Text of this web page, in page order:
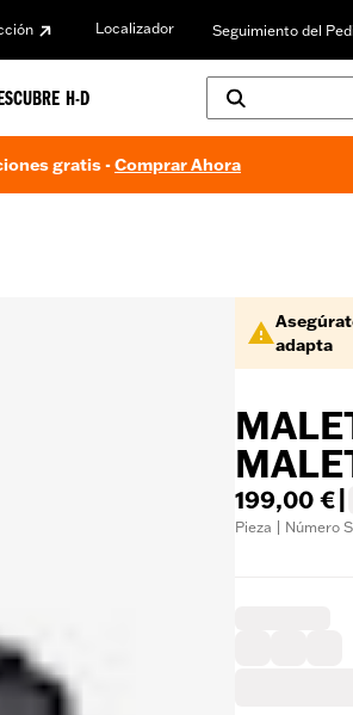
Localizador Seguimiento del
H-D
gratis -Comprar Ahora
adapta
199,00 €
Pieza | Número